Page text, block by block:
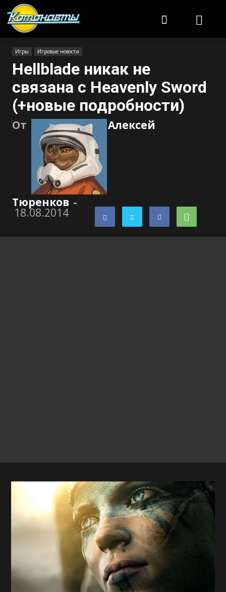
Игры Игровые новости
Hellblade никак не
связана с Heavenly Sword
(+новые подробности)
От Алексей
Тюренков -
18.08.2014